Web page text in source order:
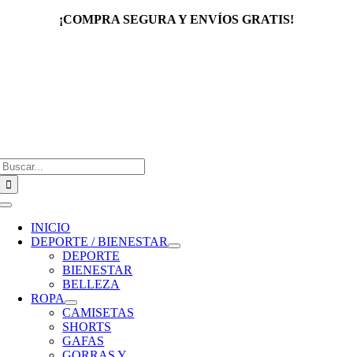
¡COMPRA SEGURA Y ENVÍOS GRATIS!
Toggle
Navigation
INICIO
DEPORTE / BIENESTAR
DEPORTE
BIENESTAR
BELLEZA
ROPA
CAMISETAS
SHORTS
GAFAS